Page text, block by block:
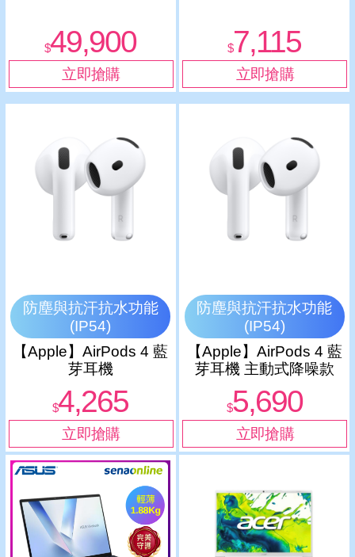
$49,900 $7,115
防塵與抗汗抗水功能
(IP54)
【Apple】AirPods 4 藍
芽耳機
$4,265
防塵與抗汗抗水功能
(IP54)
【Apple】AirPods 4 藍
芽耳機 主動式降噪款
$5,690